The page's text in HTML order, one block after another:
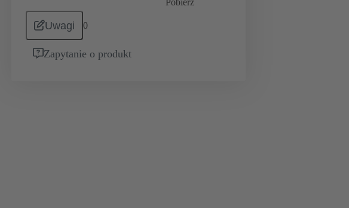
Pobierz
Uwagi 0
Zapytanie o produkt